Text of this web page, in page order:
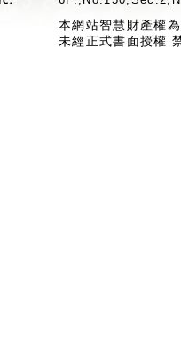
本網站智慧財產權
未經正式書面授權